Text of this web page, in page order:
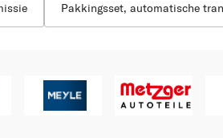
Pakkingsset, automatische